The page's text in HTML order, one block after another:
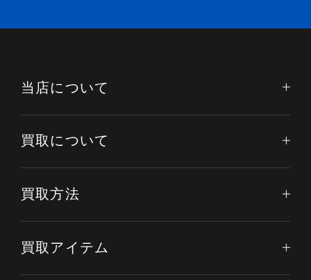
当店について
買取について
買取方法
買取アイテム